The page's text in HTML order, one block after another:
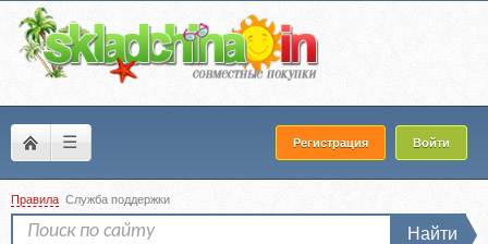
☰ Регистрация Войти
Правила Служба поддержки
Найти